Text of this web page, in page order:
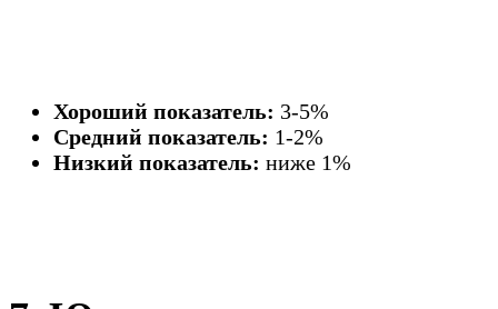
Хороший показатель: 3-5%
Средний показатель: 1-2%
Низкий показатель: ниже 1%